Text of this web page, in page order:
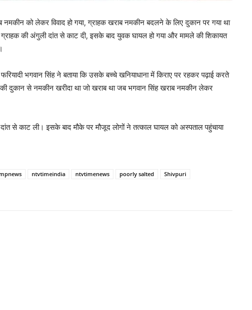
को लेकर विवाद हो गया, ग्राहक खराब नमकीन बदलने के लिए दुकान पर गया था
की अंगुली दांत से काट दी, इसके बाद युवक घायल हो गया और मामले की शिकायत
भगवान सिंह ने बताया कि उसके बच्चे खनियाधाना में किराए पर रहकर पढ़ाई करते
दुकान से नमकीन खरीदा था जो खराब था जब भगवान सिंह खराब नमकीन लेकर
से काट ली। इसके बाद मौके पर मौजूद लोगों ने तत्काल घायल को अस्पताल पहुंचाया
mpnews ntvtimeindia ntvtimenews poorly salted
Shivpuri